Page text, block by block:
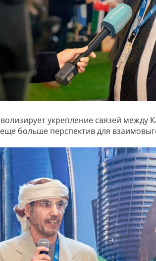
укрепление связей между
больше перспектив для